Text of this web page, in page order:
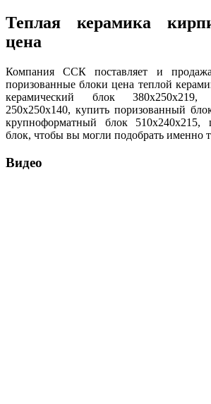
Теплая керамика
цена
Компания ССК поставляет и
поризованные блоки цена теплой
керамический блок 380х250х219,
250x250x140, купить поризованный
крупноформатный блок 510х240х215,
блок, чтобы вы могли подобрать именно
Видео